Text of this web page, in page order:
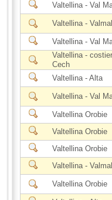
Valtellina - Val
Valtellina -
Valtellina - Val
Valtellina -
Cech
Valtellina - Alta
Valtellina - Val
Valtellina Orobie
Valtellina Orobie
Valtellina Orobie
Valtellina -
Valtellina Orobie